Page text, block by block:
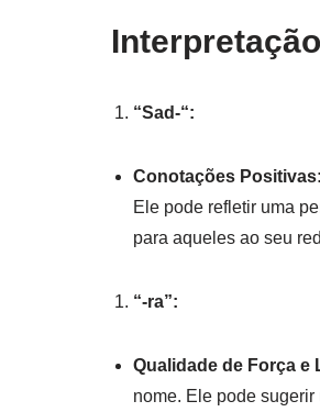
“Sad-“:
Conotações Positivas:
Ele pode refletir uma
para aqueles ao seu
“-ra”:
Qualidade de Força e
nome. Ele pode